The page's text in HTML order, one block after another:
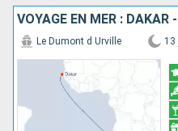
VOYAGE EN MER : DAKAR
Le Dumont d Urville 13